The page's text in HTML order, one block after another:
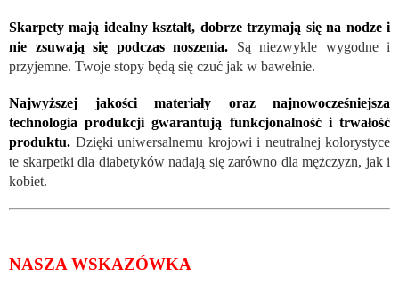
Skarpety mają idealny kształt, dobrze trzymają się na nodze i
nie zsuwają się podczas noszenia.
Są niezwykle wygodne i
przyjemne. Twoje stopy będą się czuć jak w bawełnie.
Najwyższej jakości materiały oraz najnowocześniejsza
technologia produkcji gwarantują funkcjonalność i trwałość
produktu. Dzięki uniwersalnemu krojowi i neutralnej kolorystyce
te skarpetki dla diabetyków nadają się zarówno dla mężczyzn, jak i
kobiet.
NASZA WSKAZÓWKA